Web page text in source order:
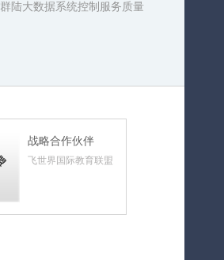
群陆大数据系统控制服务质量
战略合作伙伴
飞世界国际教育联盟